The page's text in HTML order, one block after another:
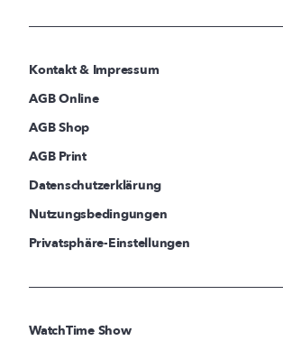
Kontakt & Impressum
AGB Online
AGB Shop
AGB Print
Datenschutzerklärung
Nutzungsbedingungen
Privatsphäre-Einstellungen
WatchTime Show